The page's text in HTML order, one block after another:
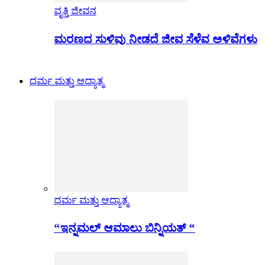
ವೃತ್ತಿ ಜೀವನ
ಮರಣದ ಸುಳಿವು ನೀಡದೆ ಜೀವ ಸೆಳೆವ ಅಳಿವೆಗಳು
ಧರ್ಮ ಮತ್ತು ಆಧ್ಯಾತ್ಮ
ಧರ್ಮ ಮತ್ತು ಆಧ್ಯಾತ್ಮ
“ಇನ್ನಮಲ್ ಆಮಾಲು ಬಿನ್ನಿಯತ್ “